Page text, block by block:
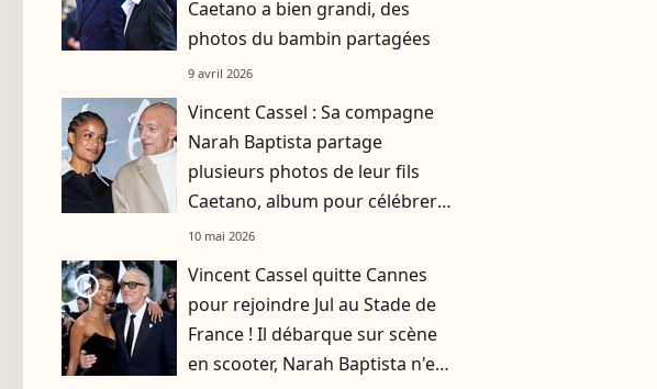
Caetano a bien grandi, des
photos du bambin partagées
9 avril 2026
Vincent Cassel : Sa compagne
Narah Baptista partage
plusieurs photos de leur fils
Caetano, album pour célébrer
la maternité
10 mai 2026
player2
Vincent Cassel quitte Cannes
pour rejoindre Jul au Stade de
France ! Il débarque sur scène
en scooter, Narah Baptista n'en